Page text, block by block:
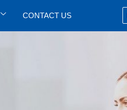
CONTACT US